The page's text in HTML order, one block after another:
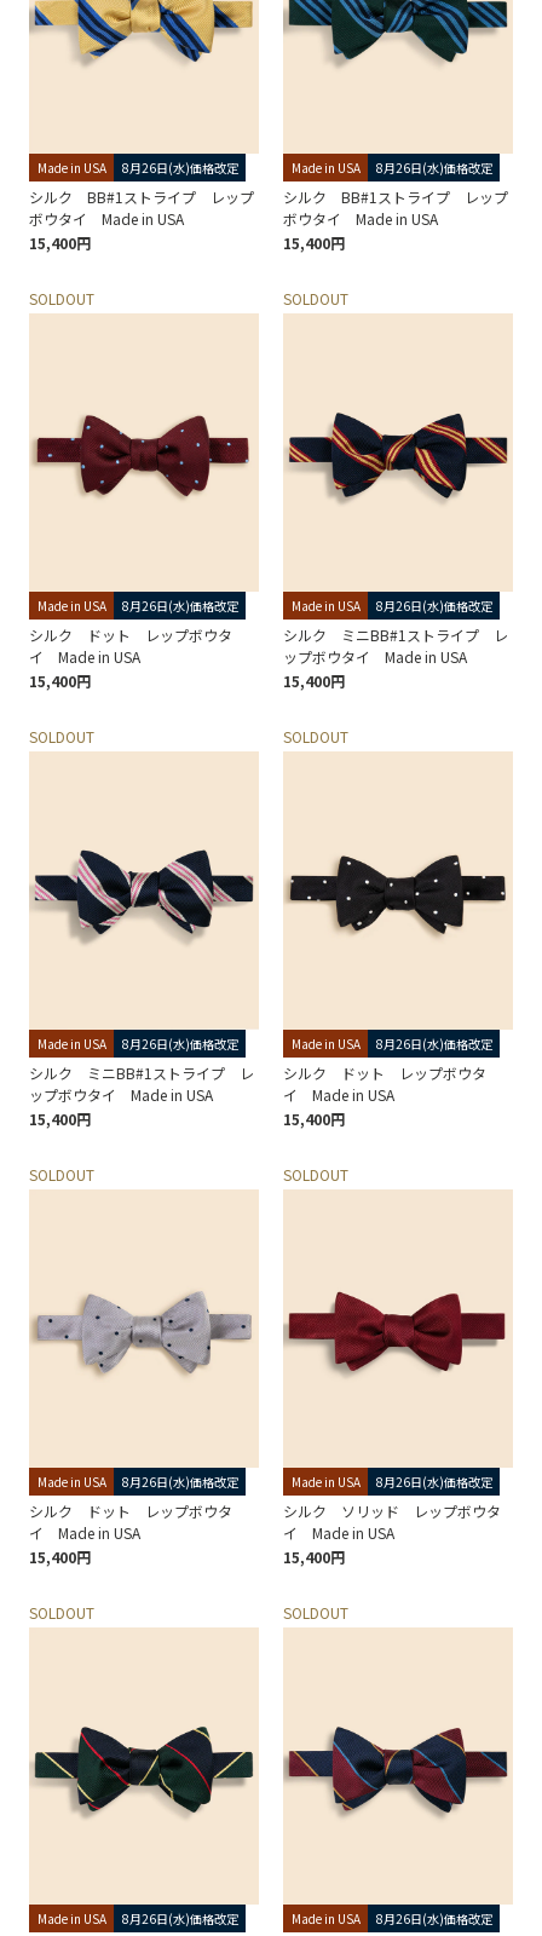
Made in USA 8月26日(水)価格改定
シルク BB#1ストライプ レップ
ボウタイ Made in USA
15,400円
Made in USA 8月26日(水)価格改定
シルク BB#1ストライプ レップ
ボウタイ Made in USA
15,400円
SOLDOUT
Made in USA 8月26日(水)価格改定
シルク ドット レップボウタ
イ Made in USA
15,400円
SOLDOUT
Made in USA 8月26日(水)価格改定
シルク ミニBB#1ストライプ レ
ップボウタイ Made in USA
15,400円
SOLDOUT
Made in USA 8月26日(水)価格改定
シルク ミニBB#1ストライプ レ
ップボウタイ Made in USA
15,400円
SOLDOUT
Made in USA 8月26日(水)価格改定
シルク ドット レップボウタ
イ Made in USA
15,400円
SOLDOUT
Made in USA 8月26日(水)価格改定
シルク ドット レップボウタ
イ Made in USA
15,400円
SOLDOUT
Made in USA 8月26日(水)価格改定
シルク ソリッド レップボウタ
イ Made in USA
15,400円
SOLDOUT
Made in USA 8月26日(水)価格改定
SOLDOUT
Made in USA 8月26日(水)価格改定